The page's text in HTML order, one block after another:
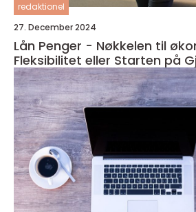
redaktionel
27. December 2024
Lån Penger - Nøkkelen til
Fleksibilitet eller Starten på